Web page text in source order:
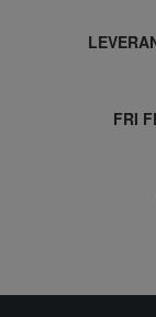
FRI